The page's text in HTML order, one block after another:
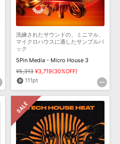
洗練されたサウンドの、ミニマル、
マイクロハウスに適したサンプルパ
ック
5Pin Media - Micro House 3
¥5,313 ¥3,719(30%OFF)
111pt